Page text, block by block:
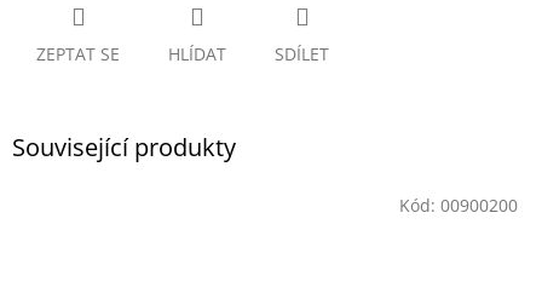
ZEPTAT SE HLÍDAT SDÍLET
Související produkty
Kód: 00900200